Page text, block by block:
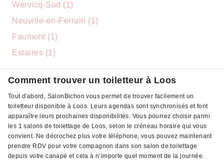
Wervicq-Sud (1)
Neuville-en-Ferrain (1)
Faumont (1)
Estaires (1)
Comment trouver un toiletteur à Loos
Tout d'abord, SalonBichon vous permet de trouver facilement un
toiletteur disponible à Loos. Leurs agendas sont synchronisés et font
apparaître leurs prochaines disponibilités. Vous pourrez choisir parmi
les 1 salons de toilettage de Loos, selon le créneau horaire qui vous
convient. Ne décrochez plus votre téléphone, vous pouvez maintenant
prendre RDV pour votre compagnon dans son salon de toilettage
depuis votre canapé et cela à n’importe quel moment de la journée.